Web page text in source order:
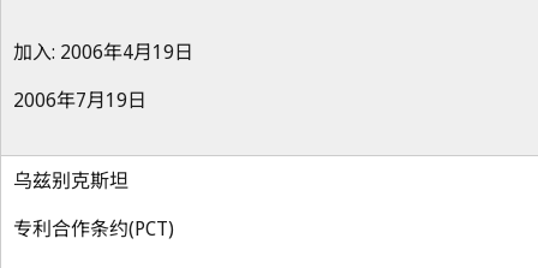
加入: 2006年4月19日
2006年7月19日
乌兹别克斯坦
专利合作条约(PCT)